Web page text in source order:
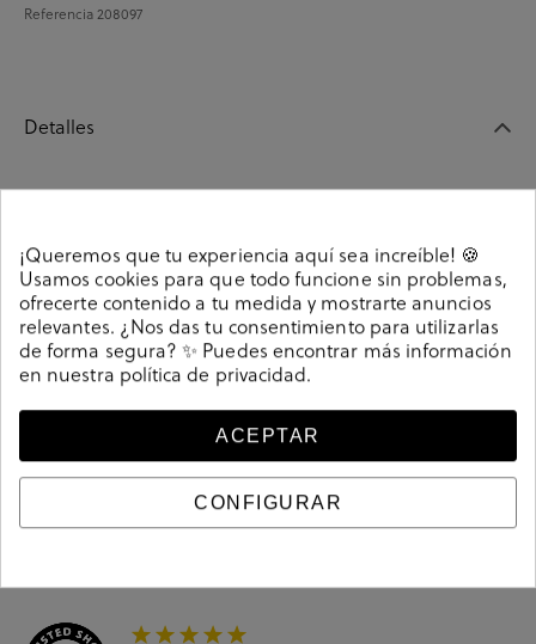
Referencia208097
Detalles
plantilla no es extraible. Hecho en España.
Referencia208097
Guía de tallas
Información del producto
¡Queremos que tu experiencia aquí sea increíble! 🍪
Usamos cookies para que todo funcione sin problemas,
ofrecerte contenido a tu medida y mostrarte anuncios
relevantes. ¿Nos das tu consentimiento para utilizarlas
de forma segura? ✨ Puedes encontrar más información
en nuestra política de privacidad.
ACEPTAR
CONFIGURAR